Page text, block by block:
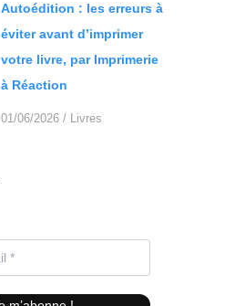
Autoédition : les erreurs à
éviter avant d’imprimer
votre livre, par Imprimerie
à Réaction
01/06/2026 / Livres